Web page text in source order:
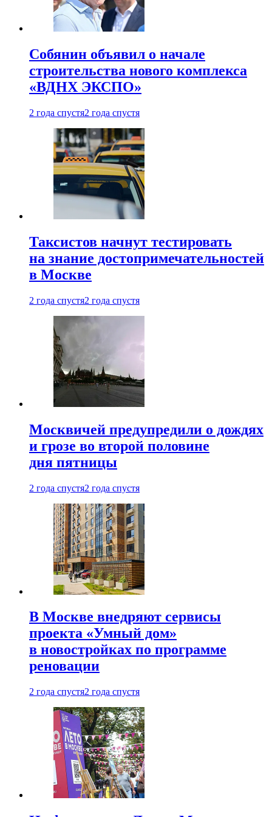
Собянин объявил о начале
строительства нового комплекса
«ВДНХ ЭКСПО»
2 года спустя2 года спустя
Таксистов начнут тестировать
на знание достопримечательностей
в Москве
2 года спустя2 года спустя
Москвичей предупредили о дождях
и грозе во второй половине
дня пятницы
2 года спустя2 года спустя
В Москве внедряют сервисы
проекта «Умный дом»
в новостройках по программе
реновации
2 года спустя2 года спустя